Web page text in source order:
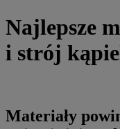
Najlepsze
i strój
Materiały